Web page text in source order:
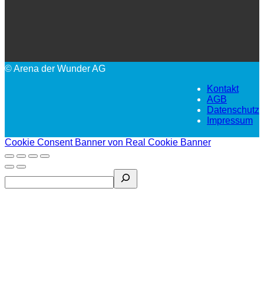
© Arena der Wunder AG
Kontakt
AGB
Datenschutz
Impressum
Cookie Consent Banner von Real Cookie Banner